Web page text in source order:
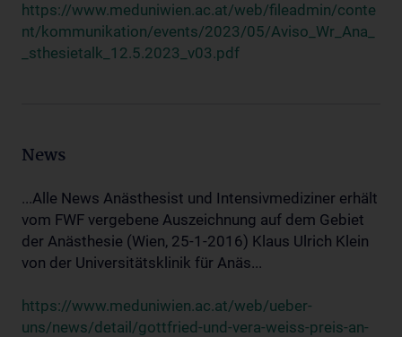
https://www.meduniwien.ac.at/web/fileadmin/conte
nt/kommunikation/events/2023/05/Aviso_Wr_Ana_
_sthesietalk_12.5.2023_v03.pdf
News
...Alle News Anästhesist und Intensivmediziner erhält
vom FWF vergebene Auszeichnung auf dem Gebiet
der Anästhesie (Wien, 25-1-2016) Klaus Ulrich Klein
von der Universitätsklinik für Anäs...
https://www.meduniwien.ac.at/web/ueber-
uns/news/detail/gottfried-und-vera-weiss-preis-an-